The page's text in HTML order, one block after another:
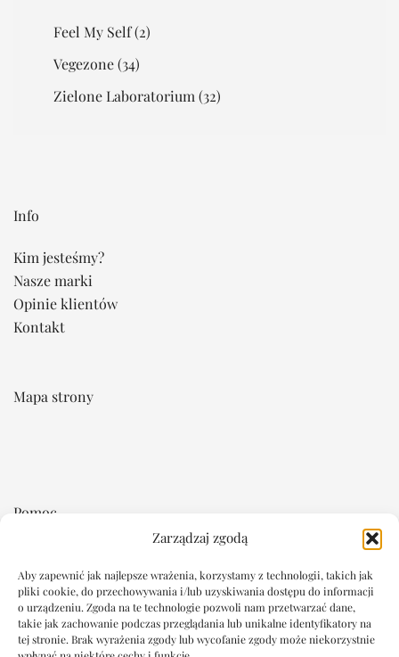
Zarządzaj zgodą
Aby zapewnić jak najlepsze wrażenia, korzystamy z technologii, takich jak
pliki cookie, do przechowywania i/lub uzyskiwania dostępu do informacji
o urządzeniu. Zgoda na te technologie pozwoli nam przetwarzać dane,
takie jak zachowanie podczas przeglądania lub unikalne identyfikatory na
tej stronie. Brak wyrażenia zgody lub wycofanie zgody może niekorzystnie
Feel My Self(2)
Vegezone(34)
Zielone Laboratorium (32)
Info
Kim jesteśmy?
Nasze marki
Opinie klientów
Kontakt
Mapa strony
Pomoc
Płatność i dostawa
Reklamacje i zwroty
Dokumenty